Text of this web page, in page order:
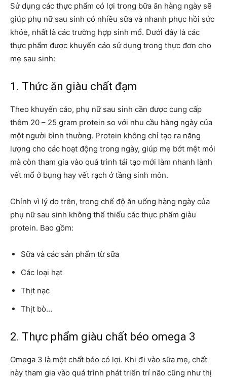
Sử dụng các thực phẩm có lợi trong bữa ăn hàng ngày sẽ
giúp phụ nữ sau sinh có nhiều sữa và nhanh phục hồi sức
khỏe, nhất là các trường hợp sinh mổ. Dưới đây là các
thực phẩm được khuyến cáo sử dụng trong thực đơn cho
mẹ sau sinh:
1. Thức ăn giàu chất đạm
Theo khuyến cáo, phụ nữ sau sinh cần được cung cấp
thêm 20 – 25 gram protein so với nhu cầu hàng ngày của
một người bình thường. Protein không chỉ tạo ra năng
lượng cho các hoạt động trong ngày, giúp mẹ bớt mệt mỏi
mà còn tham gia vào quá trình tái tạo mới làm nhanh lành
vết mổ ở bụng hay vết rạch ở tầng sinh môn.
Chính vì lý do trên, trong chế độ ăn uống hàng ngày của
phụ nữ sau sinh không thể thiếu các thực phẩm giàu
protein. Bao gồm:
Sữa và các sản phẩm từ sữa
Các loại hạt
Thịt nạc
Thịt bò…
2. Thực phẩm giàu chất béo omega 3
Omega 3 là một chất béo có lợi. Khi đi vào sữa mẹ, chất
này tham gia vào quá trình phát triển trí não cũng như thị